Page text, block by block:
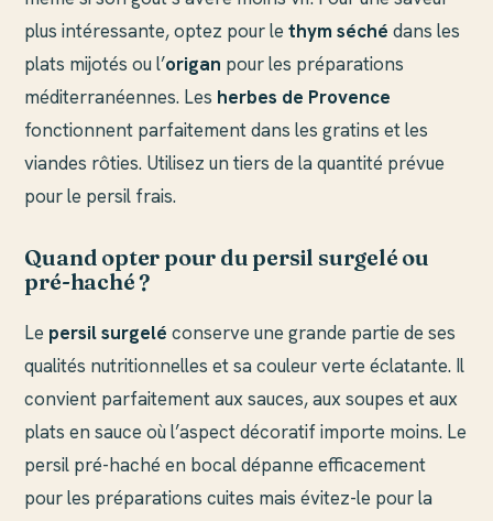
plus intéressante, optez pour lethym séché dans les
plats mijotés ou l’origan pour les préparations
méditerranéennes. Les herbes de Provence
fonctionnent parfaitement dans les gratins et les
viandes rôties. Utilisez un tiers de la quantité prévue
pour le persil frais.
Quand opter pour du persil surgelé ou
pré-haché ?
Le persil surgelé conserve une grande partie de ses
qualités nutritionnelles et sa couleur verte éclatante. Il
convient parfaitement aux sauces, aux soupes et aux
plats en sauce où l’aspect décoratif importe moins. Le
persil pré-haché en bocal dépanne efficacement
pour les préparations cuites mais évitez-le pour la